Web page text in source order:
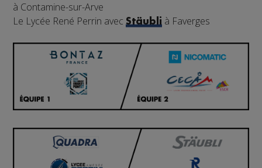
à Contamine-sur-Arve
Le Lycée René Perrin avecStäubli à Faverges